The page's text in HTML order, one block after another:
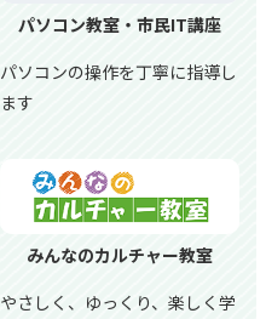
パソコン教室・市民IT講座
パソコンの操作を丁寧に指導し
ます
みんなのカルチャー教室
やさしく、ゆっくり、楽しく学